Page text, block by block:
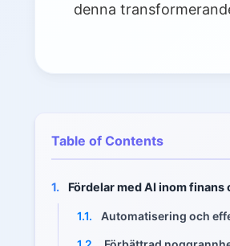
denna
Table of Contents
1. Fördelar med AI inom finans
1.1. Automatisering och